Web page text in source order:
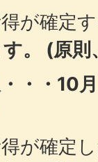
が確定
。 (原
・・・
が確定